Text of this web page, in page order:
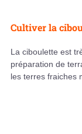
Cultiver la
La ciboulette est
préparation de
les terres fraiches